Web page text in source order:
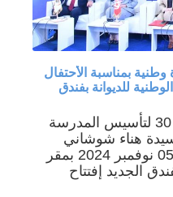
وطنية بمناسبة الأحتفال
الوطنية للديوانة بفندق
في إطار الإحتفال بالذكرى 30 لتأسيس المدرسة
هناء شوشاني
والية نابل صباح يوم الثلاثاء 05 نوفمبر 2024 بمقر
الجديد إفتتاح